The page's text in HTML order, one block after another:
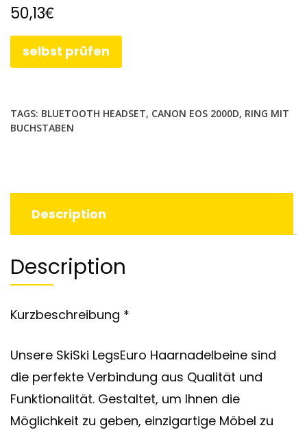
50,13€
selbst prüfen
TAGS: BLUETOOTH HEADSET, CANON EOS 2000D, RING MIT
BUCHSTABEN
Description
Description
Kurzbeschreibung *
Unsere SkiSki LegsEuro Haarnadelbeine sind
die perfekte Verbindung aus Qualität und
Funktionalität. Gestaltet, um Ihnen die
Möglichkeit zu geben, einzigartige Möbel zu